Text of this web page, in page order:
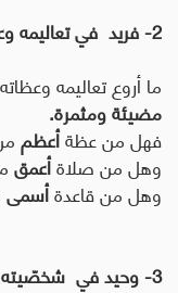
2- فريد في تعاليمه وعظاته
ما أروع تعاليمه وعظاته
مضيئة ومثمرة.
فهل من عظةأعظم
وهل من صلاةأعمق
وهل من قاعدةأسمى
3- وحيد في شخصّيته وصفاته